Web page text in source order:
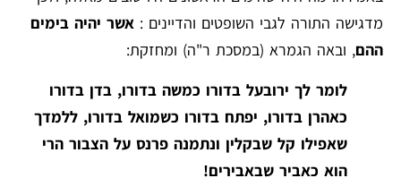
מדגישה התורה לגבי השופטים והדיינים : אשר יהיה בימים
ההם, ובאה הגמרא (במסכת ר"ה) ומחזקת:
לומר לך ירובעל בדורו כמשה בדורו, בדן בדורו
כאהרן בדורו, יפתח בדורו כשמואל בדורו, ללמדך
שאפילו קל שבקלין ונתמנה פרנס על הצבור הרי
הוא כאביר שבאבירים!